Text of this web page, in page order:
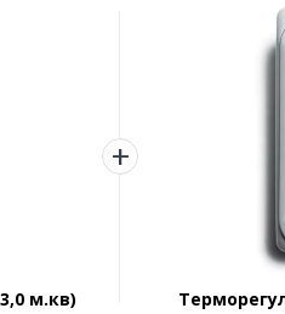
м.кв)